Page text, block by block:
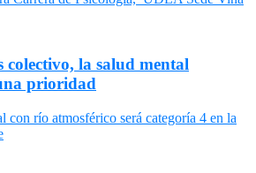
colectivo, la salud mental
prioridad